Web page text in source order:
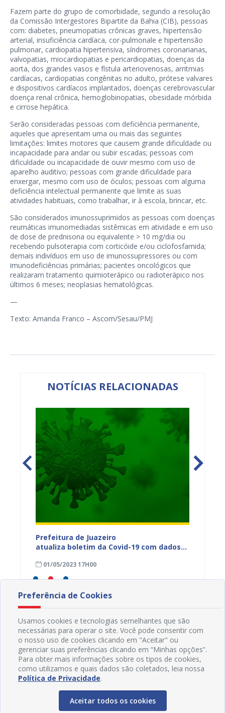
Fazem parte do grupo de comorbidade, segundo a resolução
da Comissão Intergestores Bipartite da Bahia (CIB), pessoas
com: diabetes, pneumopatias crônicas graves, hipertensão
arterial, insuficiência cardíaca, cor-pulmonale e hipertensão
pulmonar, cardiopatia hipertensiva, síndromes coronarianas,
valvopatias, miocardiopatias e pericardiopatias, doenças da
aorta, dos grandes vasos e fístula arteriovenosas, arritmias
cardíacas, cardiopatias congênitas no adulto, prótese valvares
e dispositivos cardíacos implantados, doenças cerebrovascular
doença renal crônica, hemoglobinopatias, obesidade mórbida
e cirrose hepática.
Serão consideradas pessoas com deficiência permanente,
aqueles que apresentam uma ou mais das seguintes
limitações: limites motores que causem grande dificuldade ou
incapacidade para andar ou subir escadas; pessoas com
dificuldade ou incapacidade de ouvir mesmo com uso de
aparelho auditivo; pessoas com grande dificuldade para
enxergar, mesmo com uso de óculos; pessoas com alguma
deficiência intelectual permanente que limite as suas
atividades habituais, como trabalhar, ir à escola, brincar, etc.
São considerados imunossuprimidos as pessoas com doenças
reumáticas imunomediadas sistêmicas em atividade e em uso
de dose de prednisona ou equivalente > 10 mg/dia ou
recebendo pulsoterapia com corticóide e/ou ciclofosfamida;
demais indivíduos em uso de imunossupressores ou com
imunodeficiências primárias; pacientes oncológicos que
realizaram tratamento quimioterápico ou radioterápico nos
últimos 6 meses; neoplasias hematológicas.
—
Texto: Amanda Franco – Ascom/Sesau/PMJ
NOTÍCIAS RELACIONADAS
Prefeitura de Juazeiro
atualiza boletim da Covid-19 com dados
01/05/2023 17H00
Preferência de Cookies
Usamos cookies e tecnologias semelhantes que são
necessárias para operar o site. Você pode consentir com
o nosso uso de cookies clicando em "Aceitar" ou
gerenciar suas preferências clicando em “Minhas opções”.
Para obter mais informações sobre os tipos de cookies,
como utilizamos e quais dados são coletados, leia nossa
Política de Privacidade.
Aceitar todos os cookies